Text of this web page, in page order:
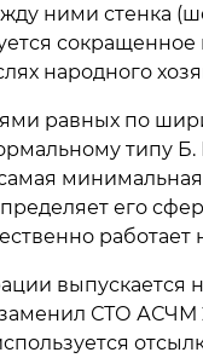
ними стенка
народного
равных по
типу
его
работает
выпускается
заменил СТО